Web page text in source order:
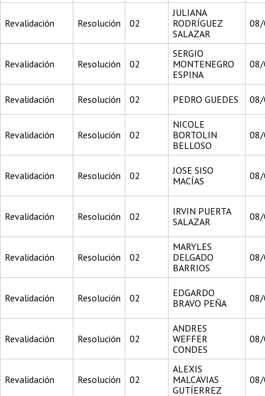
Revalidación Resolución 02
JULIANA
RODRÍGUEZ
SALAZAR
Revalidación Resolución 02
SERGIO
MONTENEGRO
ESPINA
Revalidación Resolución 02 PEDRO GUEDES
Revalidación Resolución 02
NICOLE
BORTOLIN
BELLOSO
Revalidación Resolución 02
JOSE SISO
MACÍAS
Revalidación Resolución 02
IRVIN PUERTA
SALAZAR
Revalidación Resolución 02
MARYLES
DELGADO
BARRIOS
Revalidación Resolución 02
EDGARDO
BRAVO PEÑA
Revalidación Resolución 02
ANDRES
WEFFER
CONDES
Revalidación Resolución 02
ALEXIS
MALCAVIAS
GUTÍERREZ